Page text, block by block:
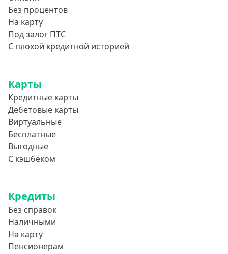
Без процентов
На карту
Под залог ПТС
С плохой кредитной историей
Карты
Кредитные карты
Дебетовые карты
Виртуальные
Бесплатные
Выгодные
С кэшбеком
Кредиты
Без справок
Наличными
На карту
Пенсионерам